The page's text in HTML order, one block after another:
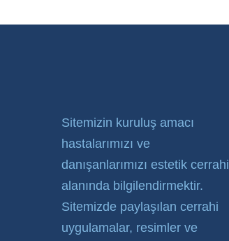
Sitemizin kuruluş amacı
hastalarımızı ve
danışanlarımızı estetik cerrahi
alanında bilgilendirmektir.
Sitemizde paylaşılan cerrahi
uygulamalar, resimler ve